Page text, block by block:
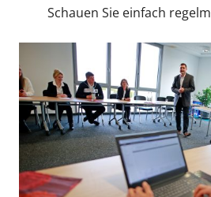
Schauen Sie einfach